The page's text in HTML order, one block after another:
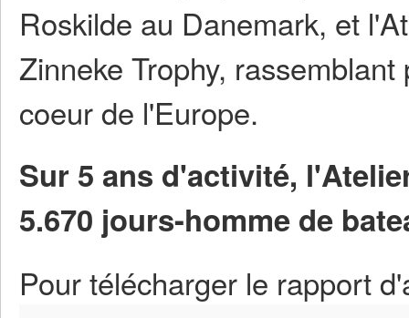
Roskilde au Danemark, et
Zinneke Trophy,
coeur de l'Europe.
Sur 5 ans d'activité,
5.670 jours-homme de
Pour télécharger le rapport